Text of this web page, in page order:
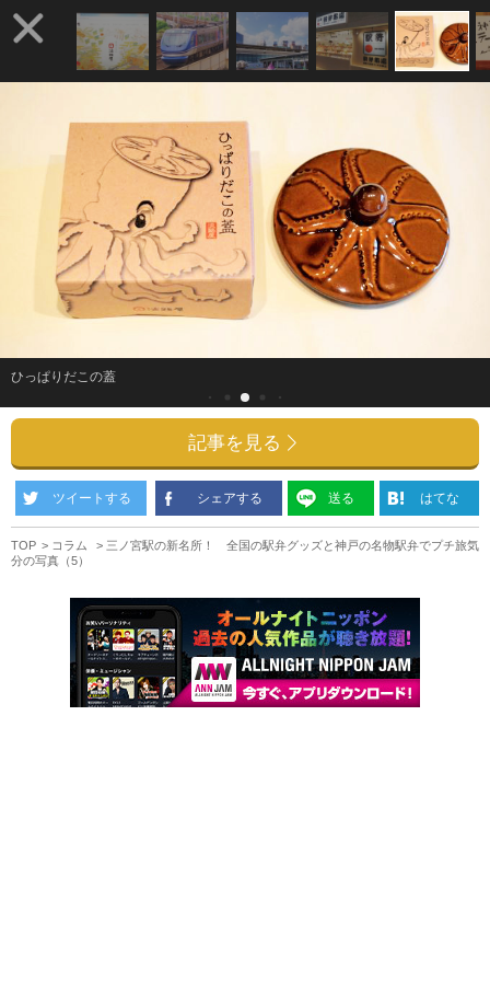
ひっぱりだこの蓋
記事を見る
ツイートする シェアする 送る はてな
TOP コラム
三ノ宮駅の新名所！ 全国の駅弁グッズと神戸の名物駅弁でプチ旅気
分の写真（5）